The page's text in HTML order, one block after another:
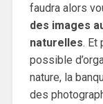
faudra alors
des images
naturelles. Et
possible
nature, la
des